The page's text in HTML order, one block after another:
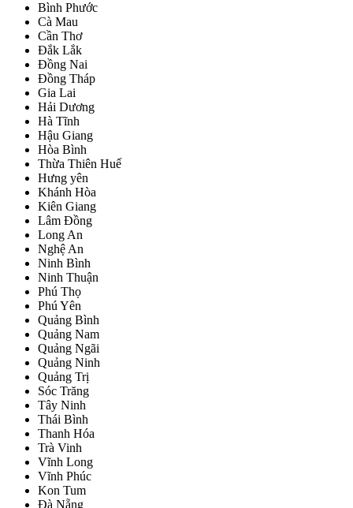
Bình Phước
Cà Mau
Cần Thơ
Đắk Lắk
Đồng Nai
Đồng Tháp
Gia Lai
Hải Dương
Hà Tĩnh
Hậu Giang
Hòa Bình
Thừa Thiên Huế
Hưng yên
Khánh Hòa
Kiên Giang
Lâm Đồng
Long An
Nghệ An
Ninh Bình
Ninh Thuận
Phú Thọ
Phú Yên
Quảng Bình
Quảng Nam
Quảng Ngãi
Quảng Ninh
Quảng Trị
Sóc Trăng
Tây Ninh
Thái Bình
Thanh Hóa
Trà Vinh
Vĩnh Long
Vĩnh Phúc
Kon Tum
Đà Nẵng